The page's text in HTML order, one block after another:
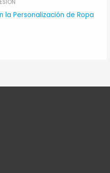
la Personalización de Ropa